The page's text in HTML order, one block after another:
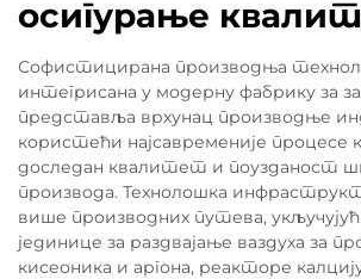
осигурање
Софистицирана производња
интегрисана у модерну фабрику за
представља врхунац производње
користећи најсавременије процесе
доследан квалитет и поузданост
производа. Технолошка
више производних путева,
јединице за раздвајање ваздуха за
кисеоника и аргона, реакторе